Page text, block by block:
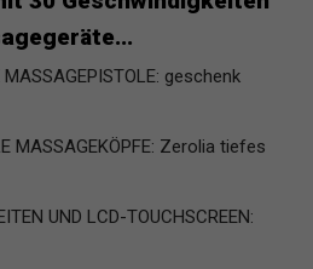
MASSAGEPISTOLE: geschenk
MASSAGEKÖPFE: Zerolia tiefes
UND LCD-TOUCHSCREEN: